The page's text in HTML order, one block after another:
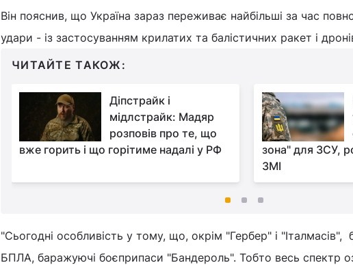
Він пояснив, що Україна зараз переживає найбільші за час
удари - із застосуванням крилатих та балістичних ракет і
ЧИТАЙТЕ ТАКОЖ:
Діпстрайк і
мідлстрайк: Мадяр
розповів про те, що
вже горить і що горітиме надалі у РФ
зона" для ЗСУ,
ЗМІ
"Сьогодні особливість у тому, що, окрім "Гербер" і "Італмасів",
БПЛА, баражуючі боєприпаси "Бандероль". Тобто весь спектр